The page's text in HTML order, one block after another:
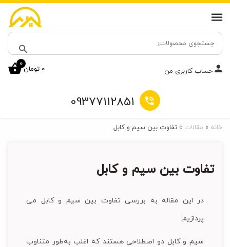
جستجو
برای:
جستجو حساب کاربری من 0 تومان
0
09377112851
خانه » مقالات » تفاوت بین سیم و کابل
تفاوت بین سیم و کابل
در این مقاله به بررسی تفاوت بین سیم و کابل می
پردازیم:
سیم و کابل دو اصطلاحی هستند که اغلب به‌طور متناوب